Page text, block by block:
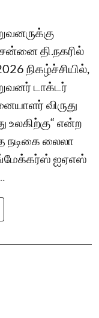
தி.நகரில்
நிகழ்ச்சியில்,
டாக்டர்
விருது
உலகிற்கு“ என்ற
நடிகை லைலா
ஐஏஎஸ்